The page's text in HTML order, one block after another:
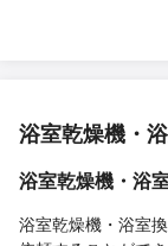
浴室乾燥機・
浴室乾燥機・浴
浴室乾燥機・浴室